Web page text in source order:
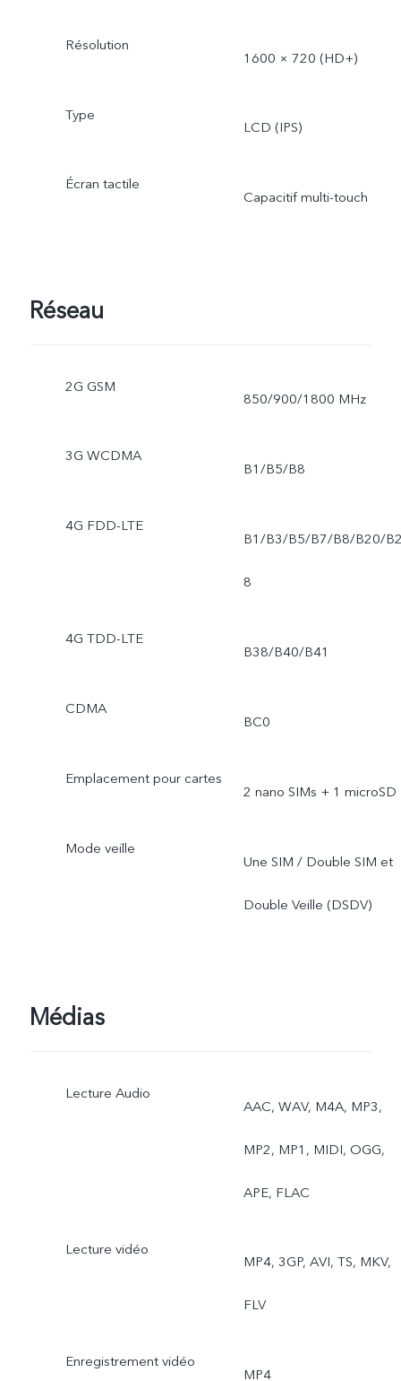
Résolution
1600 × 720 (HD+)
Type
LCD (IPS)
Écran tactile
Capacitif multi-touch
Réseau
2G GSM
850/900/1800 MHz
3G WCDMA
B1/B5/B8
4G FDD-LTE
B1/B3/B5/B7/B8/B20/
8
4G TDD-LTE
B38/B40/B41
CDMA
BC0
Emplacement pour cartes
2 nano SIMs + 1 microSD
Mode veille
Une SIM / Double SIM et
Double Veille (DSDV)
Médias
Lecture Audio
AAC, WAV, M4A, MP3,
MP2, MP1, MIDI, OGG,
APE, FLAC
Lecture vidéo
MP4, 3GP, AVI, TS, MKV,
FLV
Enregistrement vidéo
MP4